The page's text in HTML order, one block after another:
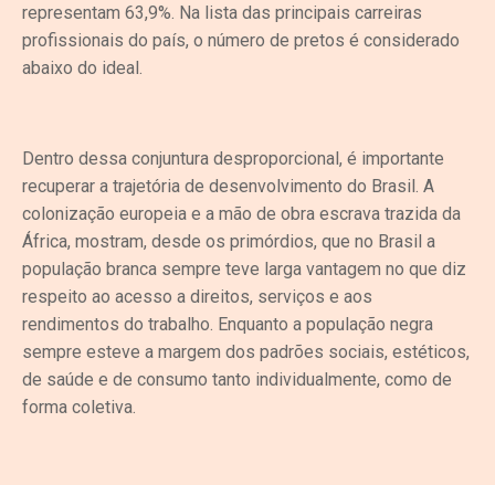
representam 63,9%. Na lista das principais carreiras
profissionais do país, o número de pretos é considerado
abaixo do ideal.
Dentro dessa conjuntura desproporcional, é importante
recuperar a trajetória de desenvolvimento do Brasil. A
colonização europeia e a mão de obra escrava trazida da
África, mostram, desde os primórdios, que no Brasil a
população branca sempre teve larga vantagem no que diz
respeito ao acesso a direitos, serviços e aos
rendimentos do trabalho. Enquanto a população negra
sempre esteve a margem dos padrões sociais, estéticos,
de saúde e de consumo tanto individualmente, como de
forma coletiva.